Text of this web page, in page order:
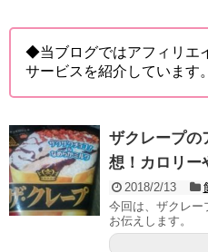
◆当ブログではアフィリエ
サービスを紹介しています。
ザクレープの
想！カロリー
2018/2/13
今回は、ザクレー
お伝えします。